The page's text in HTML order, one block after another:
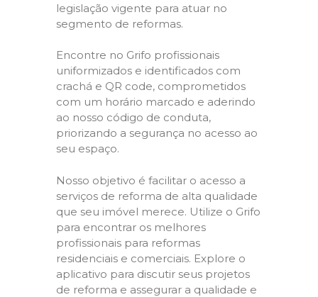
legislação vigente para atuar no
segmento de reformas.
Encontre no Grifo profissionais
uniformizados e identificados com
crachá e QR code, comprometidos
com um horário marcado e aderindo
ao nosso código de conduta,
priorizando a segurança no acesso ao
seu espaço.
Nosso objetivo é facilitar o acesso a
serviços de reforma de alta qualidade
que seu imóvel merece. Utilize o Grifo
para encontrar os melhores
profissionais para reformas
residenciais e comerciais. Explore o
aplicativo para discutir seus projetos
de reforma e assegurar a qualidade e